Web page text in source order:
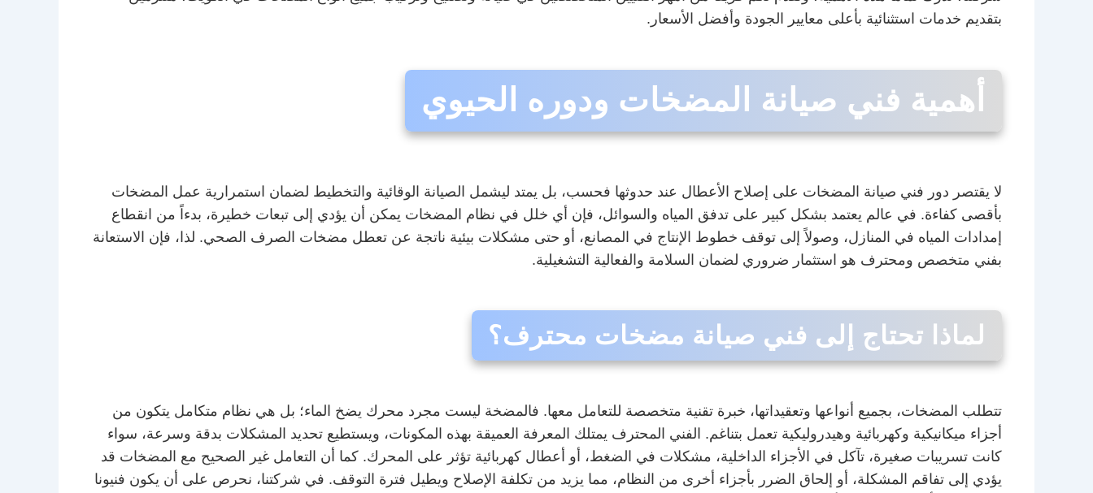
بتقديم خدمات استثنائية بأعلى معايير الجودة وأفضل الأسعار.
أهمية فني صيانة المضخات ودوره الحيوي
لا يقتصر دور فني صيانة المضخات على إصلاح الأعطال عند حدوثها فحسب، بل يمتد ليشمل الصيانة الوقائية والتخطيط لضمان استمرارية عمل المضخات
بأقصى كفاءة. في عالم يعتمد بشكل كبير على تدفق المياه والسوائل، فإن أي خلل في نظام المضخات يمكن أن يؤدي إلى تبعات خطيرة، بدءاً من انقطاع
إمدادات المياه في المنازل، وصولاً إلى توقف خطوط الإنتاج في المصانع، أو حتى مشكلات بيئية ناتجة عن تعطل مضخات الصرف الصحي. لذا، فإن الاستعانة
بفني متخصص ومحترف هو استثمار ضروري لضمان السلامة والفعالية التشغيلية.
لماذا تحتاج إلى فني صيانة مضخات محترف؟
تتطلب المضخات، بجميع أنواعها وتعقيداتها، خبرة تقنية متخصصة للتعامل معها. فالمضخة ليست مجرد محرك يضخ الماء؛ بل هي نظام متكامل يتكون من
أجزاء ميكانيكية وكهربائية وهيدروليكية تعمل بتناغم. الفني المحترف يمتلك المعرفة العميقة بهذه المكونات، ويستطيع تحديد المشكلات بدقة وسرعة، سواء
كانت تسريبات صغيرة، تآكل في الأجزاء الداخلية، مشكلات في الضغط، أو أعطال كهربائية تؤثر على المحرك. كما أن التعامل غير الصحيح مع المضخات قد
يؤدي إلى تفاقم المشكلة، أو إلحاق الضرر بأجزاء أخرى من النظام، مما يزيد من تكلفة الإصلاح ويطيل فترة التوقف. في شركتنا، نحرص على أن يكون فنيونا